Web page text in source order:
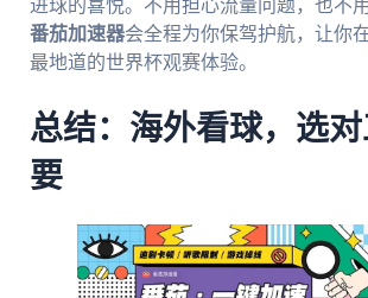
进球的喜悦。不用担心流量问题，也不
番茄加速器会全程为你保驾护航，让你
最地道的世界杯观赛体验。
总结：海外看球，选
要